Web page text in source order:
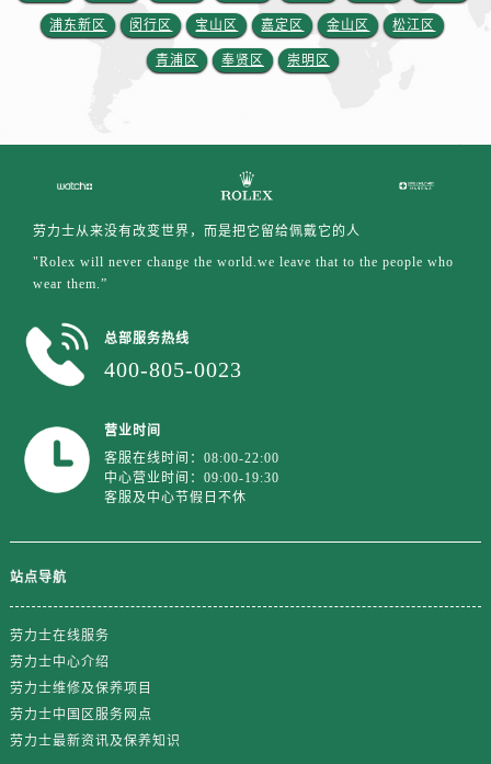
浦东新区 闵行区 宝山区 嘉定区 金山区 松江区
青浦区 奉贤区 崇明区
劳力士从来没有改变世界，而是把它留给佩戴它的人
"Rolex will never change the world.we leave that to the people who
wear them.”
总部服务热线
400-805-0023
营业时间
客服在线时间：08:00-22:00
中心营业时间：09:00-19:30
客服及中心节假日不休
站点导航
劳力士在线服务
劳力士中心介绍
劳力士维修及保养项目
劳力士中国区服务网点
劳力士最新资讯及保养知识